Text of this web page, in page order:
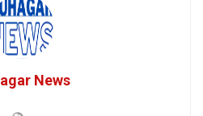
News